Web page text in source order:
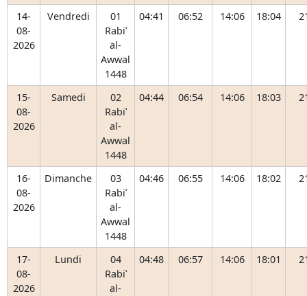
14-
08-
2026
Vendredi
01
Rabiʿ
al-
Awwal
1448
04:41 06:52 14:06 18:04
15-
08-
2026
Samedi
02
Rabiʿ
al-
Awwal
1448
04:44 06:54 14:06 18:03
16-
08-
2026
Dimanche
03
Rabiʿ
al-
Awwal
1448
04:46 06:55 14:06 18:02
17-
08-
2026
Lundi
04
Rabiʿ
al-
04:48 06:57 14:06 18:01